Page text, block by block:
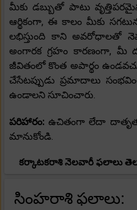
మీకు డబ్బుతో పాటు
ఆర్థికంగా, ఈ కాలం మీకు
లభిస్తుంది కాని అవరోధాలతో
అంగారక గ్రహం కారణంగా, మీ
జీవితంలో కొంత అపార్థం
చేసేటప్పుడు ప్రమాదాలు
ఉండాలని సూచించారు.
పరిహారం:ఉచితంగా లేదా
మానుకోండి.
కర్కాటకరాశి నెలవారీ ఫలాలు
సింహరాశి ఫలాలు: